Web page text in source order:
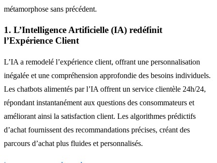
métamorphose sans précédent.
1. L’Intelligence Artificielle (IA) redéfinit
l’Expérience Client
L’IA a remodelé l’expérience client, offrant une personnalisation
inégalée et une compréhension approfondie des besoins individuels.
Les chatbots alimentés par l’IA offrent un service clientèle 24h/24,
répondant instantanément aux questions des consommateurs et
améliorant ainsi la satisfaction client. Les algorithmes prédictifs
d’achat fournissent des recommandations précises, créant des
parcours d’achat plus fluides et personnalisés.